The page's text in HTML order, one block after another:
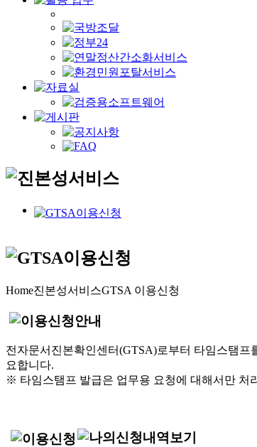
Home진본성서비스GTSA 이용신청
전자문서진본확인센터(GTSA)로부터 타임스탬
요합니다.
※ 타임스탬프 발급은 업무용 요청에 대해서만 처